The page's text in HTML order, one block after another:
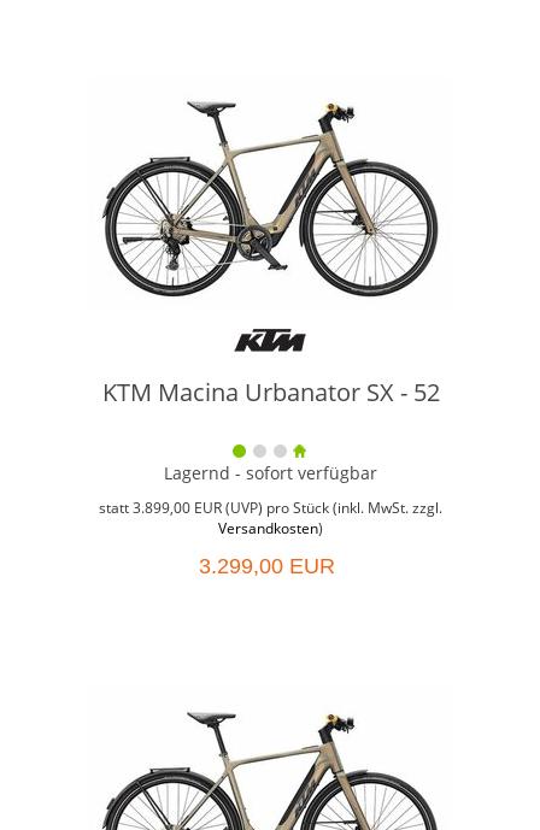
KTM Macina Urbanator SX - 52
Lagernd - sofort verfügbar
statt3.899,00 EUR(UVP) pro Stück (inkl. MwSt. zzgl.
Versandkosten)
3.299,00 EUR